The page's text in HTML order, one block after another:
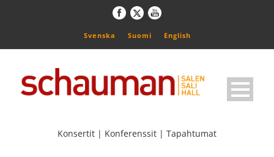
Svenska Suomi English
Konsertit | Konferenssit | Tapahtumat